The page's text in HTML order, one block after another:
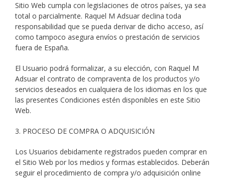
Sitio Web cumpla con legislaciones de otros países, ya sea
total o parcialmente. Raquel M Adsuar declina toda
responsabilidad que se pueda derivar de dicho acceso, así
como tampoco asegura envíos o prestación de servicios
fuera de España.
El Usuario podrá formalizar, a su elección, con Raquel M
Adsuar el contrato de compraventa de los productos y/o
servicios deseados en cualquiera de los idiomas en los que
las presentes Condiciones estén disponibles en este Sitio
Web.
3. PROCESO DE COMPRA O ADQUISICIÓN
Los Usuarios debidamente registrados pueden comprar en
el Sitio Web por los medios y formas establecidos. Deberán
seguir el procedimiento de compra y/o adquisición online